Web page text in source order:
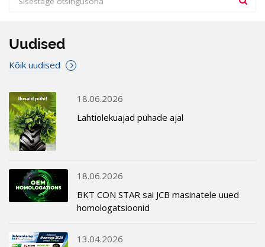
Uudised
Kõik uudised
18.06.2026
Lahtiolekuajad pühade ajal
18.06.2026
BKT CON STAR sai JCB masinatele uued
homologatsioonid
13.04.2026